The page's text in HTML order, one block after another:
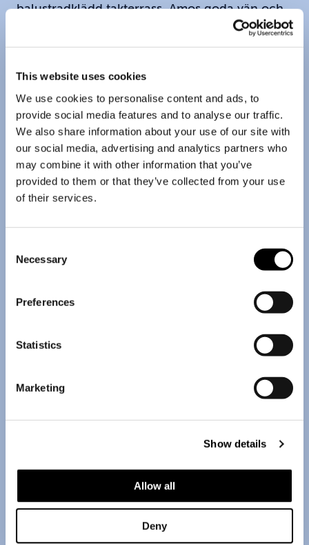
This website uses cookies
We use cookies to personalise content and ads, to
provide social media features and to analyse our traffic.
We also share information about your use of our site with
our social media, advertising and analytics partners who
may combine it with other information that you’ve
provided to them or that they’ve collected from your use
of their services.
Selection
Necessary
Preferences
Statistics
Marketing
Show details
Allow all
Deny
balustradklädd takterrass. Amos goda vän och
arkitekt bakom flera av hans byggnader i både
Åbotrakten och Helsingfors, W. G. Palmqvist,